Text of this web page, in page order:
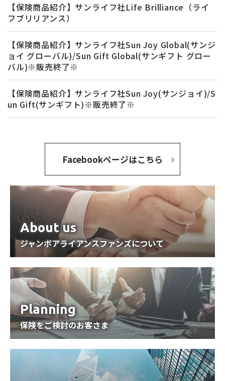
【保険商品紹介】サンライフ社Life Brilliance（ライ
フブリリアンス）
【保険商品紹介】サンライフ社Sun Joy Global(サンジ
ョイ グローバル)/Sun Gift Global(サンギフト グロー
バル)※販売終了※
【保険商品紹介】サンライフ社Sun Joy(サンジョイ)/S
un Gift(サンギフト)※販売終了※
Facebookページはこちら
About us
ジャンボアライアンスファンズについて
Planning
保険をご検討のお客さま